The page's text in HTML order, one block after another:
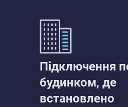
Підключення
будинком, де
встановлено